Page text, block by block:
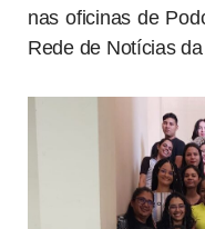
nas oficinas de
Rede de Notícias